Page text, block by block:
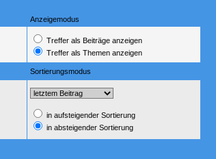
Anzeigemodus
Treffer als Beiträge anzeigen
Treffer als Themen anzeigen
Sortierungsmodus
in aufsteigender Sortierung
in absteigender Sortierung